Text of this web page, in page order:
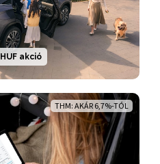
akció
THM: AKÁR 6,7%-TÓL